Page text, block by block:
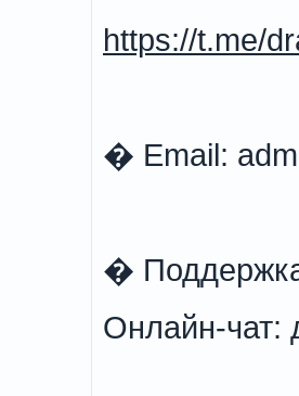
https://t.me/
� Email:
�
Онлайн-чат: